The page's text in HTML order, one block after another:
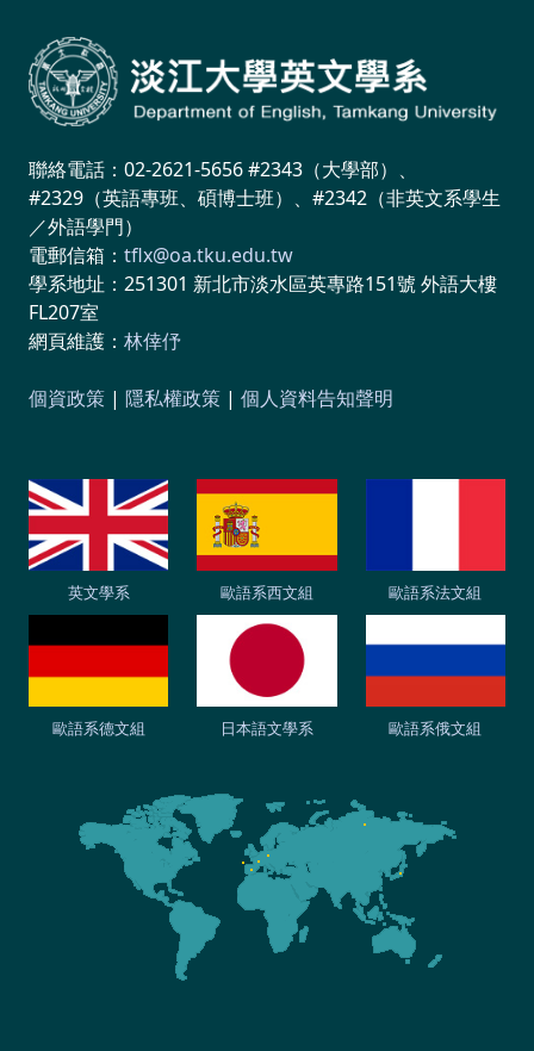
聯絡電話：02-2621-5656 #2343（大學部）、
#2329（英語專班、碩博士班）、#2342（非英文系學生
／外語學門）
電郵信箱： tflx@oa.tku.edu.tw
學系地址：251301 新北市淡水區英專路151號 外語大樓
FL207室
網頁維護： 林倖伃
個資政策 | 隱私權政策 | 個人資料告知聲明
英文學系 歐語系西文組 歐語系法文組
歐語系德文組 日本語文學系 歐語系俄文組